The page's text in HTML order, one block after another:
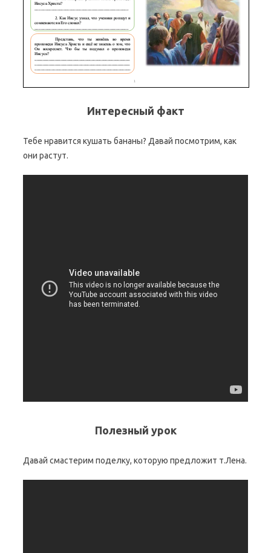
Интересный факт
Тебе нравится кушать бананы? Давай посмотрим, как
они растут.
Полезный урок
Давай смастерим поделку, которую предложит т.Лена.